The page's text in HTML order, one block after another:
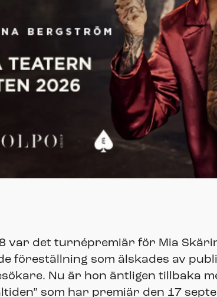
var det turnépremiär för Mia
föreställning som älskades av
Nu är hon äntligen tillbaka
som har premiär den 17